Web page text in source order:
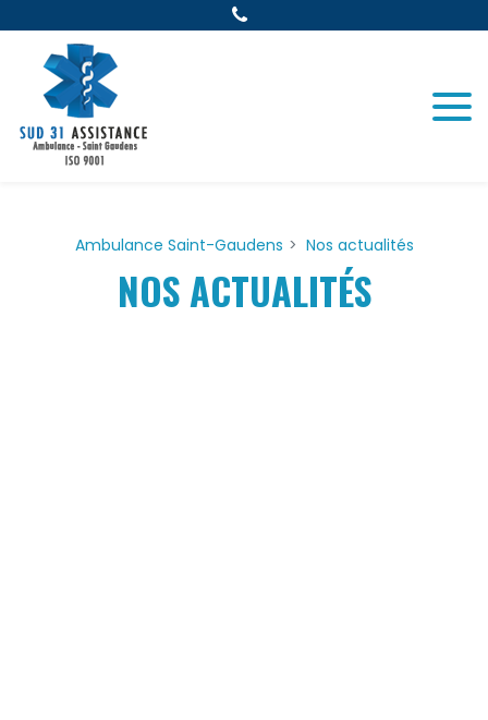
Ambulance Saint-Gaudens Nos actualités
NOS ACTUALITÉS
Panneau de gestion des cookies